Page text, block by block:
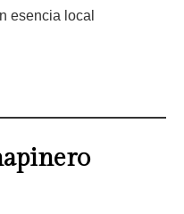
esencia local